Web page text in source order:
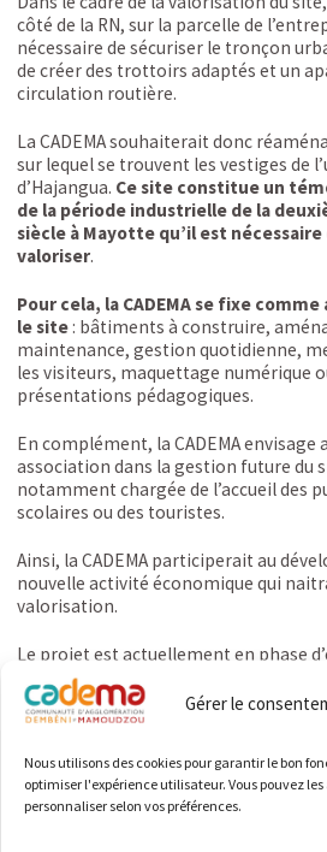
Gérer le
Nous utilisons des cookies pour garantir le bon
optimiser l'expérience utilisateur. Vous pouvez les
personnaliser selon vos préférences.
côté de la RN, sur la parcelle de
nécessaire de sécuriser le tronçon
de créer des trottoirs adaptés et un
circulation routière.
La CADEMA souhaiterait donc
sur lequel se trouvent les vestiges de
d’Hajangua. Ce site constitue un
de la période industrielle de la
siècle à Mayotte qu’il est
valoriser.
Pour cela, la CADEMA se fixe
le site : bâtiments à construire,
maintenance, gestion quotidienne,
les visiteurs, maquettage numérique
présentations pédagogiques.
En complément, la CADEMA envisage
association dans la gestion future du
notamment chargée de l’accueil des
scolaires ou des touristes.
Ainsi, la CADEMA participerait au
nouvelle activité économique qui
valorisation.
Le projet est actuellement en phase
financière pour la réhabilitation du site
Partager :